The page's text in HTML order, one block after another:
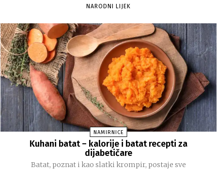
NARODNI LIJEK
NAMIRNICE
Kuhani batat – kalorije i batat recepti za
dijabetičare
Batat, poznat i kao slatki krompir, postaje sve